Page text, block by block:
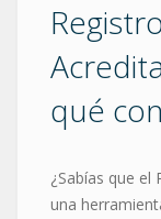
qué
¿Sabías que el
una